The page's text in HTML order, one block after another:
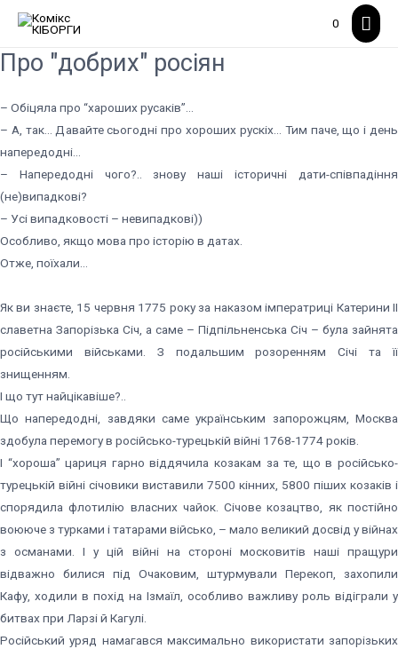
0
Про "добрих" росіян
– Обіцяла про “хароших русаків”…
– А, так… Давайте сьогодні про хороших рускіх… Тим паче, що і день
напередодні…
– Напередодні чого?.. знову наші історичні дати-співпадіння
(не)випадкові?
– Усі випадковості – невипадкові))
Особливо, якщо мова про історію в датах.
Отже, поїхали…
Як ви знаєте, 15 червня 1775 року за наказом імператриці Катерини ІІ
славетна Запорізька Січ, а саме – Підпільненська Січ – була зайнята
російськими військами. З подальшим розоренням Січі та її
знищенням.
І що тут найцікавіше?..
Що напередодні, завдяки саме українським запорожцям, Москва
здобула перемогу в російсько-турецькій війні 1768-1774 років.
І “хороша” цариця гарно віддячила козакам за те, що в російсько-
турецькій війні січовики виставили 7500 кінних, 5800 піших козаків і
спорядила флотилію власних чайок. Січове козацтво, як постійно
воююче з турками і татарами військо, – мало великий досвід у війнах
з османами. І у цій війні на стороні московитів наші пращури
відважно билися під Очаковим, штурмували Перекоп, захопили
Кафу, ходили в похід на Ізмаїл, особливо важливу роль відіграли у
битвах при Ларзі й Кагулі.
Російський уряд намагався максимально використати запорізьких